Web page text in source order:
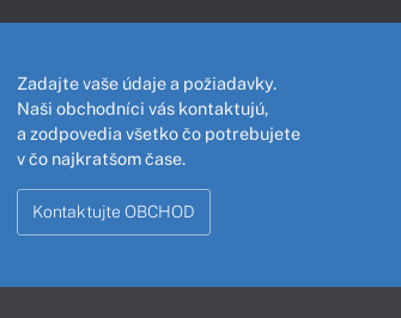
Zadajte vaše údaje a požiadavky.
Naši obchodníci vás kontaktujú,
a zodpovedia všetko čo potrebujete
v čo najkratšom čase.
Kontaktujte OBCHOD